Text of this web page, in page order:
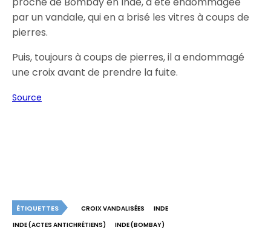
par un vandale, qui en a brisé les vitres à coups de
pierres.
Puis, toujours à coups de pierres, il a endommagé
une croix avant de prendre la fuite.
Source
ÉTIQUETTES CROIX VANDALISÉES
INDE
INDE (ACTES ANTICHRÉTIENS)
INDE (BOMBAY)